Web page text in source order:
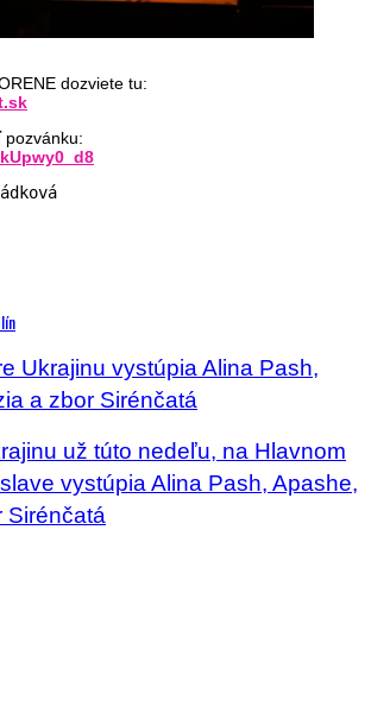
dozviete tu:
pozvánku:
Ukrajinu vystúpia Alina Pash,
a zbor Sirénčatá
už túto nedeľu, na Hlavnom
vystúpia Alina Pash, Apashe,
Sirénčatá